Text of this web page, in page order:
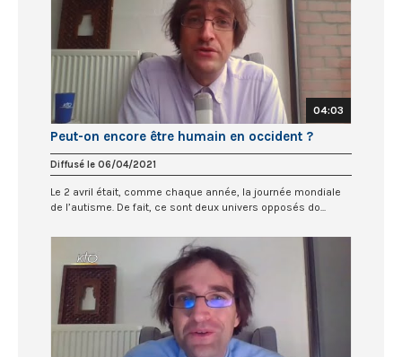
04:03
Peut-on encore être humain en occident ?
Diffusé le 06/04/2021
Le 2 avril était, comme chaque année, la journée mondiale
de l’autisme. De fait, ce sont deux univers opposés do...